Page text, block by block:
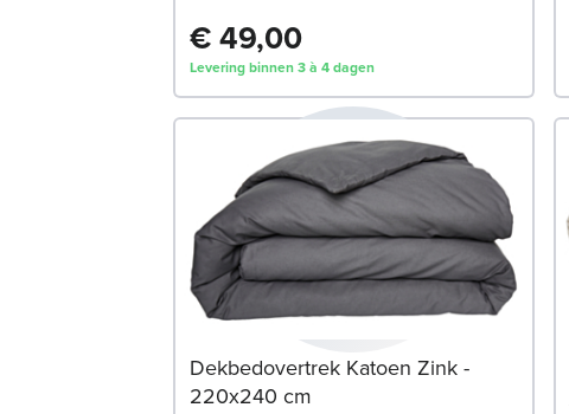
€ 49,00
Levering binnen 3 à 4 dagen
Dekbedovertrek Katoen Zink -
220x240 cm